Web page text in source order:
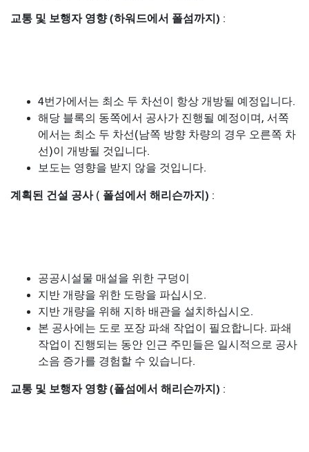
교통 및 보행자 영향 (하워드에서 폴섬까지) :
4번가에서는 최소 두 차선이 항상 개방될 예정입니다.
해당 블록의 동쪽에서 공사가 진행될 예정이며, 서쪽
에서는 최소 두 차선(남쪽 방향 차량의 경우 오른쪽 차
선)이 개방될 것입니다.
보도는 영향을 받지 않을 것입니다.
계획된 건설 공사( 폴섬에서 해리슨까지) :
공공시설물 매설을 위한 구덩이
지반 개량을 위한 도랑을 파십시오.
지반 개량을 위해 지하 배관을 설치하십시오.
본 공사에는 도로 포장 파쇄 작업이 필요합니다. 파쇄
작업이 진행되는 동안 인근 주민들은 일시적으로 공사
소음 증가를 경험할 수 있습니다.
교통 및 보행자 영향 (폴섬에서 해리슨까지) :